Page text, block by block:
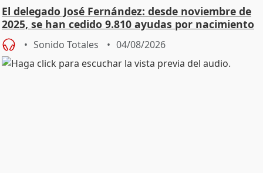
El delegado José Fernández: desde noviembre de
2025, se han cedido 9.810 ayudas por nacimiento
Sonido Totales 04/08/2026